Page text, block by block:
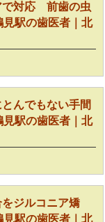
で対応 前歯の虫
駅の歯医者｜北
んでもない手間
駅の歯医者｜北
ジルコニア矯
駅の歯医者｜北